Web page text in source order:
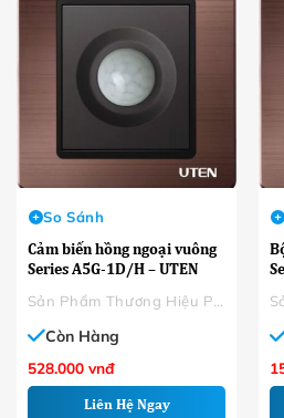
Cảm biến hồng ngoại vuông
Series A5G-1D/H – UTEN
So Sánh
Còn Hàng
528.000 vnđ
Liên Hệ Ngay